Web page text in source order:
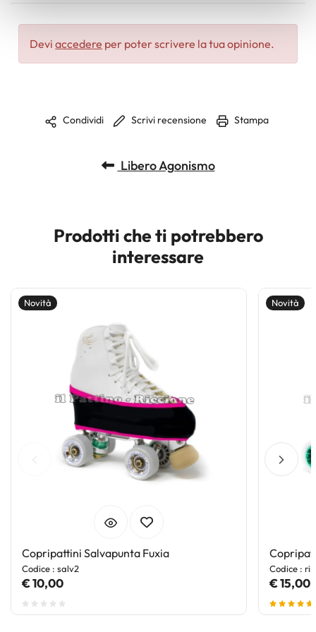
pubblicità e social media, i quali potrebbero combinarle
con altre informazioni che ha fornito loro o che hanno
raccolto dal suo utilizzo dei loro servizi.
Deviaccedere per poter scrivere la tua opinione.
Condividi Scrivi recensione Stampa
Libero Agonismo
Prodotti che ti potrebbero
interessare
Novità
Copripattini Salvapunta Fuxia
Codice : salv2
€ 10,00
Novità
Codice :
€ 15,00